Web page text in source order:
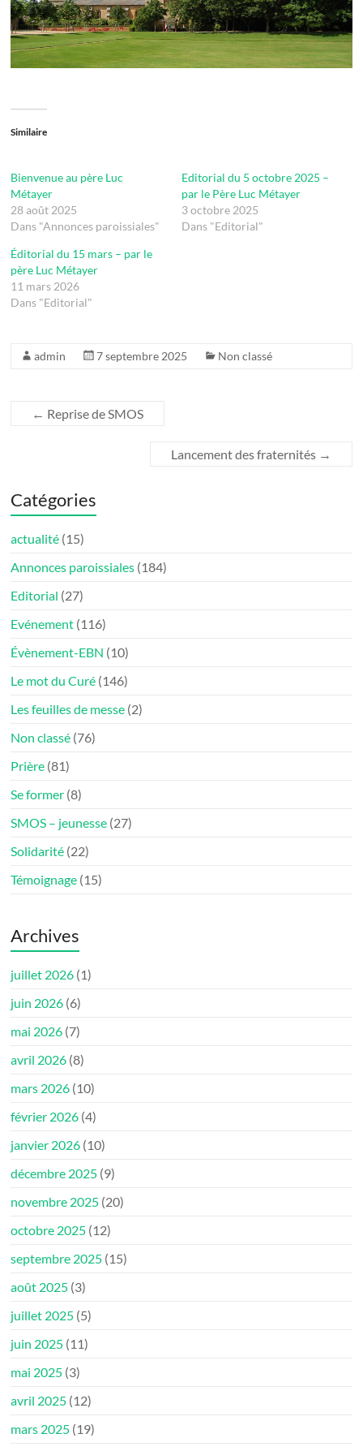
Similaire
Bienvenue au père Luc
Métayer
28 août 2025
Dans "Annonces paroissiales"
Editorial du 5 octobre 2025 –
par le Père Luc Métayer
3 octobre 2025
Dans "Editorial"
Éditorial du 15 mars – par le
père Luc Métayer
11 mars 2026
Dans "Editorial"
admin 7 septembre 2025 Non classé
← Reprise de SMOS
Lancement des fraternités →
Catégories
actualité (15)
Annonces paroissiales (184)
Editorial (27)
Evénement (116)
Évènement-EBN (10)
Le mot du Curé (146)
Les feuilles de messe (2)
Non classé (76)
Prière (81)
Se former (8)
SMOS – jeunesse (27)
Solidarité (22)
Témoignage (15)
Archives
juillet 2026 (1)
juin 2026 (6)
mai 2026 (7)
avril 2026 (8)
mars 2026 (10)
février 2026 (4)
janvier 2026 (10)
décembre 2025 (9)
novembre 2025 (20)
octobre 2025 (12)
septembre 2025 (15)
août 2025 (3)
juillet 2025 (5)
juin 2025 (11)
mai 2025 (3)
avril 2025 (12)
mars 2025 (19)